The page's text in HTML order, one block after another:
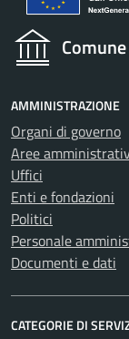
AMMINISTRAZIONE
Organi di governo
Aree
Uffici
Enti e fondazioni
Politici
Personale
Documenti e dati
CATEGORIE DI